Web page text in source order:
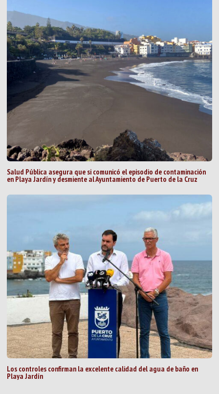
Salud Pública asegura que si comunicó el episodio de contaminación
en Playa Jardín y desmiente al Ayuntamiento de Puerto de la Cruz
Los controles confirman la excelente calidad del agua de baño en
Playa Jardín